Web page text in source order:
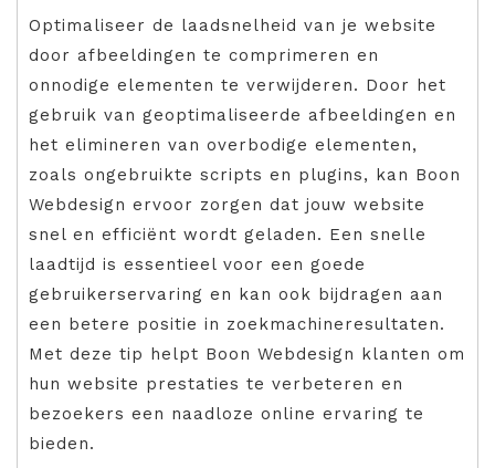
Optimaliseer de laadsnelheid van je website
door afbeeldingen te comprimeren en
onnodige elementen te verwijderen. Door het
gebruik van geoptimaliseerde afbeeldingen en
het elimineren van overbodige elementen,
zoals ongebruikte scripts en plugins, kan Boon
Webdesign ervoor zorgen dat jouw website
snel en efficiënt wordt geladen. Een snelle
laadtijd is essentieel voor een goede
gebruikerservaring en kan ook bijdragen aan
een betere positie in zoekmachineresultaten.
Met deze tip helpt Boon Webdesign klanten om
hun website prestaties te verbeteren en
bezoekers een naadloze online ervaring te
bieden.